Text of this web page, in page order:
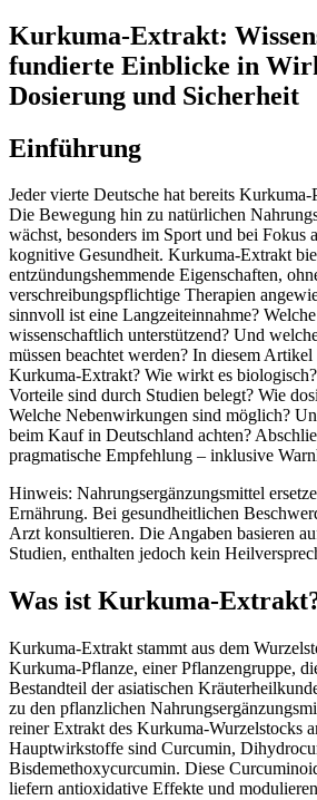
Kurkuma-Extrakt:
fundierte Einblicke in
Dosierung und Sicherheit
Einführung
Jeder vierte Deutsche hat bereits
Die Bewegung hin zu natürlichen
wächst, besonders im Sport und bei Fokus
kognitive Gesundheit. Kurkuma-Extrakt
entzündungshemmende Eigenschaften,
verschreibungspflichtige Therapien
sinnvoll ist eine Langzeiteinnahme?
wissenschaftlich unterstützend? Und
müssen beachtet werden? In diesem
Kurkuma-Extrakt? Wie wirkt es
Vorteile sind durch Studien belegt? Wie
Welche Nebenwirkungen sind möglich?
beim Kauf in Deutschland achten?
pragmatische Empfehlung – inklusive
Hinweis: Nahrungsergänzungsmittel
Ernährung. Bei gesundheitlichen
Arzt konsultieren. Die Angaben basieren
Studien, enthalten jedoch kein
Was ist Kurkuma-
Kurkuma-Extrakt stammt aus dem
Kurkuma-Pflanze, einer Pflanzengruppe,
Bestandteil der asiatischen
zu den pflanzlichen
reiner Extrakt des Kurkuma-Wurzelstocks
Hauptwirkstoffe sind Curcumin,
Bisdemethoxycurcumin. Diese
liefern antioxidative Effekte und